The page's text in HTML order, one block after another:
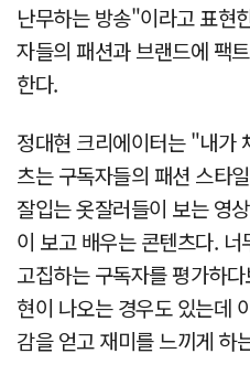
난무하는 방송"이라고 표현
자들의 패션과 브랜드에 팩
한다.
정대현 크리에이터는 "내가
츠는 구독자들의 패션 스타
잘입는 옷잘러들이 보는 영
이 보고 배우는 콘텐츠다.
고집하는 구독자를 평가하
현이 나오는 경우도 있는데
감을 얻고 재미를 느끼게 하